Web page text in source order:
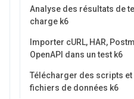
Analyse des résultats de
charge k6
Importer cURL, HAR,
OpenAPI dans un test k6
Télécharger des scripts et
fichiers de données k6